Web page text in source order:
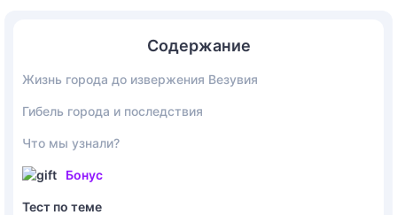
Содержание
Жизнь города до извержения Везувия
Гибель города и последствия
Что мы узнали?
Бонус
Тест по теме